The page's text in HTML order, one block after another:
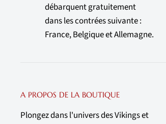
débarquent gratuitement
dans les contrées suivante :
France, Belgique et Allemagne.
A PROPOS DE LA BOUTIQUE
Plongez dans l'univers des Vikings et